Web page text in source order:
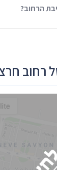
הרחוב?
רחוב